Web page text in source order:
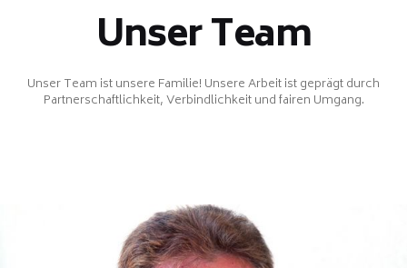
Unser Team
Unser Team ist unsere Familie! Unsere Arbeit ist geprägt durch
Partnerschaftlichkeit, Verbindlichkeit und fairen Umgang.